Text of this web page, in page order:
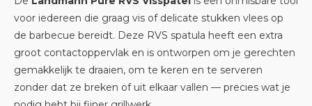
voor iedereen die graag vis of delicate stukken vlees op
de barbecue bereidt. Deze RVS spatula heeft een extra
groot contactoppervlak en is ontworpen om je gerechten
gemakkelijk te draaien, om te keren en te serveren
zonder dat ze breken of uit elkaar vallen — precies wat je